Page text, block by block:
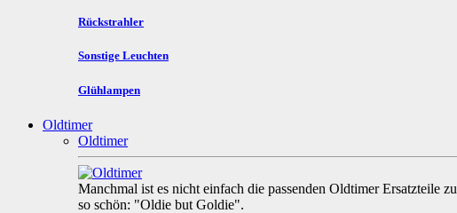
Rückstrahler
Sonstige Leuchten
Glühlampen
Oldtimer
Oldtimer
Manchmal ist es nicht einfach die passenden Oldtimer Ersatzteile
so schön: "Oldie but Goldie".